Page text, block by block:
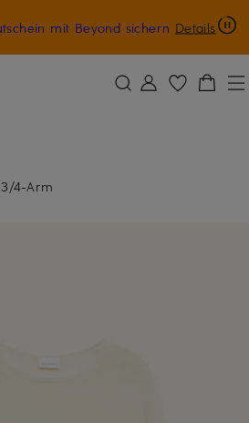
ZUM SUCHFELD ÜBERSPRINGEN
mit Beyond sichern Details
4-Arm